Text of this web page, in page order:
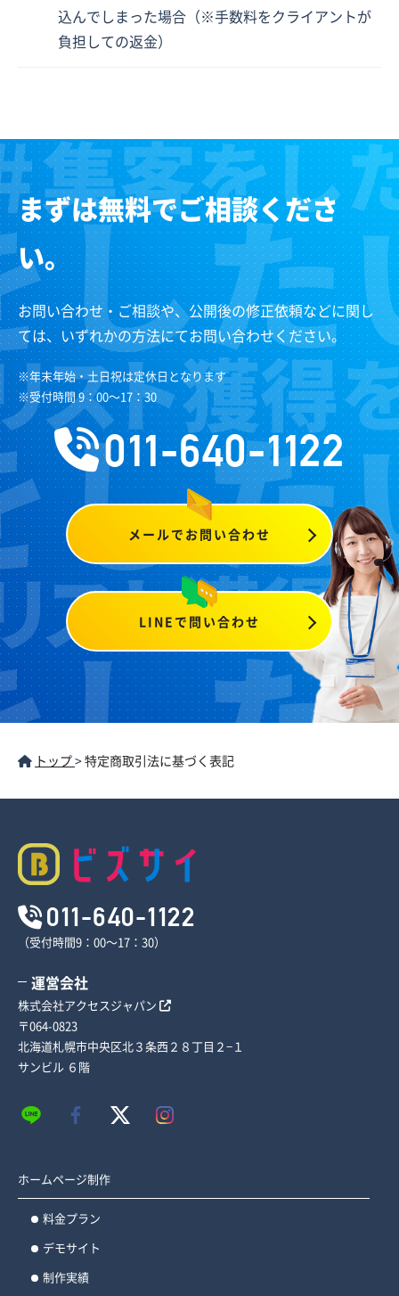
込んでしまった場合（※手数料をクライアントが
負担しての返金）
まずは無料でご相談くださ
い。
お問い合わせ・ご相談や、公開後の修正依頼などに関し
ては、いずれかの方法にてお問い合わせください。
※年末年始・土日祝は定休日となります
※受付時間 9：00～17：30
011-640-1122
メールでお問い合わせ
LINEで問い合わせ
トップ>特定商取引法に基づく表記
011-640-1122
（受付時間9：00～17：30）
運営会社
株式会社アクセスジャパン
〒064-0823
北海道札幌市中央区北３条西２８丁目２−１
サンビル ６階
ホームページ制作
料金プラン
デモサイト
制作実績